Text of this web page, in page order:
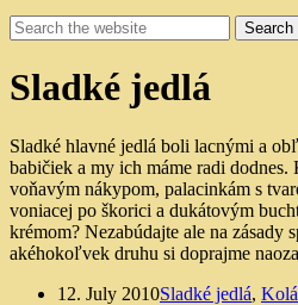
Sladké jedlá
Sladké hlavné jedlá boli lacnými a
babičiek a my ich máme radi
voňavým nákypom, palacinkám s
voniacej po škorici a dukátovým
krémom? Nezabúdajte ale na zásady
akéhokoľvek druhu si doprajme
12. July 2010Sladké jedlá,